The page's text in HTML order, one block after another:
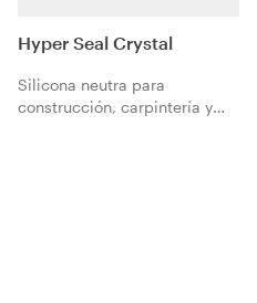
Hyper Seal Crystal
Silicona neutra para
construcción, carpintería y